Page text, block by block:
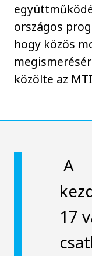
országos
hogy közös
közölte az
A
17